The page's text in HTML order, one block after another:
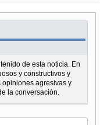
de esta noticia. En
y constructivos y
opiniones agresivas y
la conversación.